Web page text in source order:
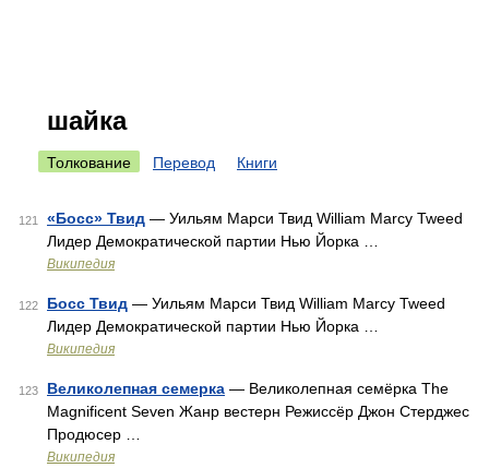
шайка
Толкование Перевод Книги
121 «Босс» Твид — Уильям Марси Твид William Marcy Tweed
Лидер Демократической партии Нью Йорка …
Википедия
122 Босс Твид — Уильям Марси Твид William Marcy Tweed
Лидер Демократической партии Нью Йорка …
Википедия
123 Великолепная семерка — Великолепная семёрка The
Magnificent Seven Жанр вестерн Режиссёр Джон Стерджес
Продюсер …
Википедия